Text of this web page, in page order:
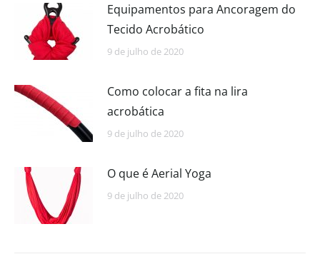
Equipamentos para Ancoragem do
Tecido Acrobático
9 de julho de 2020
Como colocar a fita na lira
acrobática
9 de julho de 2020
O que é Aerial Yoga
9 de julho de 2020